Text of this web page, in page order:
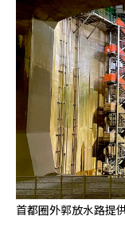
首都圈外郭放水路提